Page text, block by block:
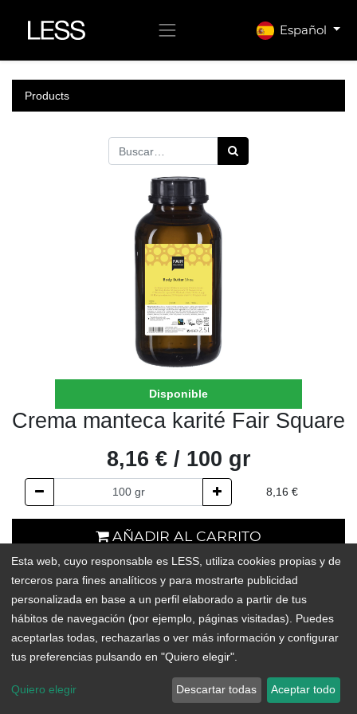
Español
Products
Disponible
Crema manteca karité Fair Square
8,16 € / 100 gr
8,16 €
AÑADIR AL CARRITO
En existencias
Add to Wishlist
La Loción Corporal de Manteca de Karité Fair Squared es
unacrema hidratante enriquecida con manteca de karité
Comercio Justo proveniente de Ghana y aceite de oliva de
Palestina,ambos ricos en vitaminas, minerales y ácidos
Esta web, cuyo responsable es LESS, utiliza cookies propias y de
terceros para fines analíticos y para mostrarte publicidad
personalizada en base a un perfil elaborado a partir de tus
hábitos de navegación (por ejemplo, páginas visitadas). Puedes
aceptarlas todas, rechazarlas o ver más información y configurar
tus preferencias pulsando en "Quiero elegir".
Quiero elegir Descartar todas Aceptar todo